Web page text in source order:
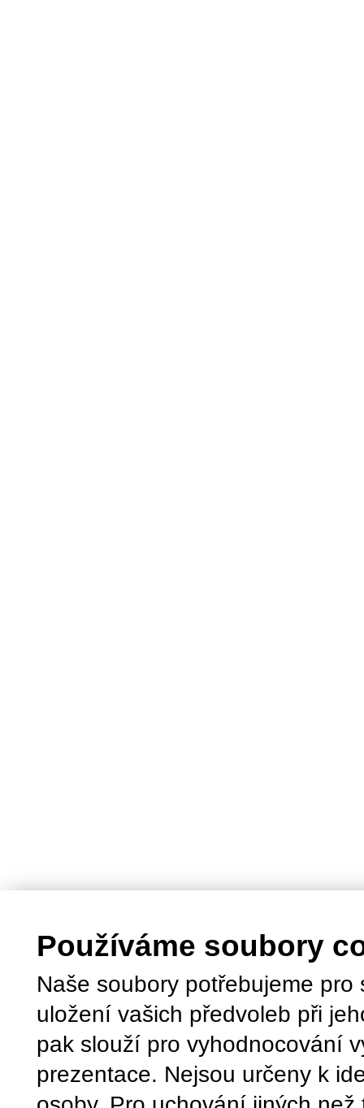
Používáme soubory
Naše soubory potřebujeme
uložení vašich předvoleb při
pak slouží pro vyhodnocování
prezentace. Nejsou určeny k